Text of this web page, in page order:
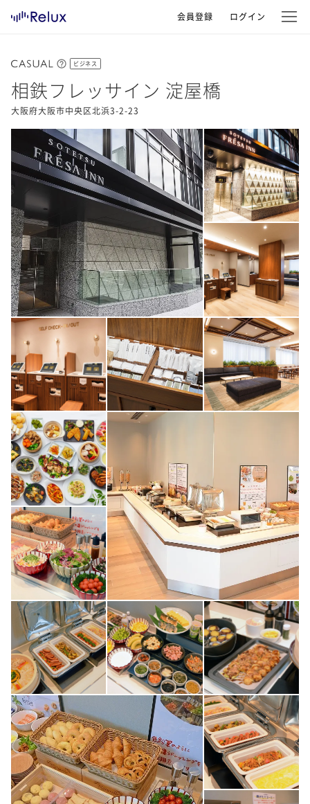
会員登録 ログイン
ビジネス
相鉄フレッサイン 淀屋橋
大阪府大阪市中央区北浜3-2-23